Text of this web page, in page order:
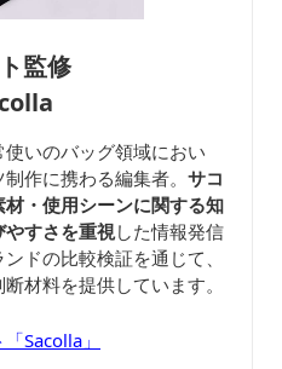
監修
いのバッグ領域におい
作に携わる編集者。 サコ
・使用シーンに関する知
やすさを重視した情報発信
ドの比較検証を通じて、
材料を提供しています。
Sacolla」